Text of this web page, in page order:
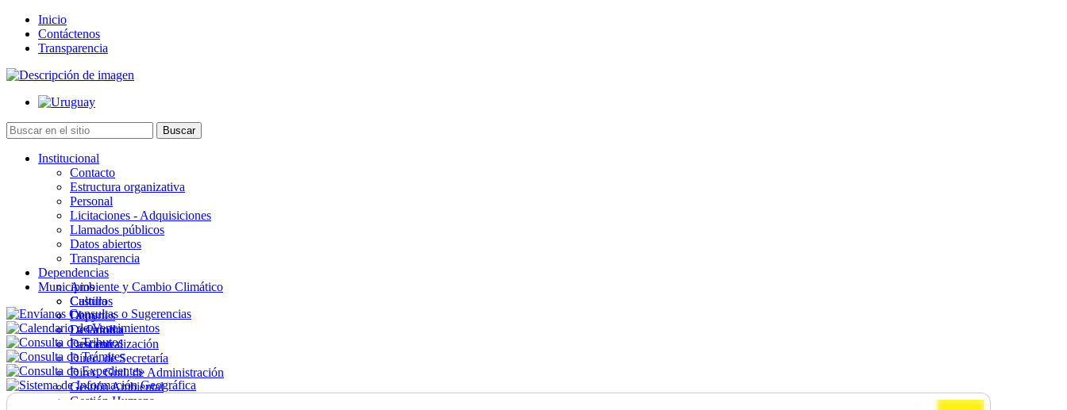
Inicio
Contáctenos
Transparencia
Institucional
Contacto
Estructura organizativa
Personal
Licitaciones - Adquisiciones
Llamados públicos
Datos abiertos
Transparencia
Dependencias
Ambiente y Cambio Climático
Cultura
Deportes
Desarrollo
Descentralización
Direc. de Secretaría
Direc. Gral. de Administración
Gestión Ambiental
Gestión Humana
Municipios
Castillos
Chuy
La Paloma
Lascano